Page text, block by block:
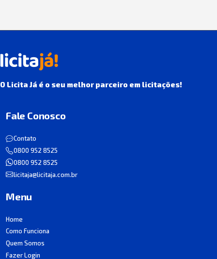
O Licita Já é o seu melhor parceiro em licitações!
Fale Conosco
Contato
0800 952 8525
0800 952 8525
licitaja@licitaja.com.br
Menu
Home
Como Funciona
Quem Somos
Fazer Login